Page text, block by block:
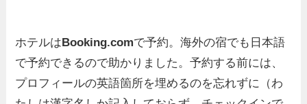
ホテルはBooking.comで予約。海外の宿でも日本語
で予約できるので助かりました。予約する前には、
プロフィールの英語箇所を埋めるのを忘れずに（わ